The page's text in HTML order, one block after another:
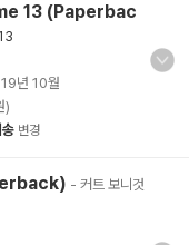
13 (Paperbac
년 10월
)
변경
- 커트 보니것